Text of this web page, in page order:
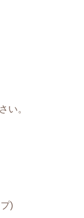
い。
)